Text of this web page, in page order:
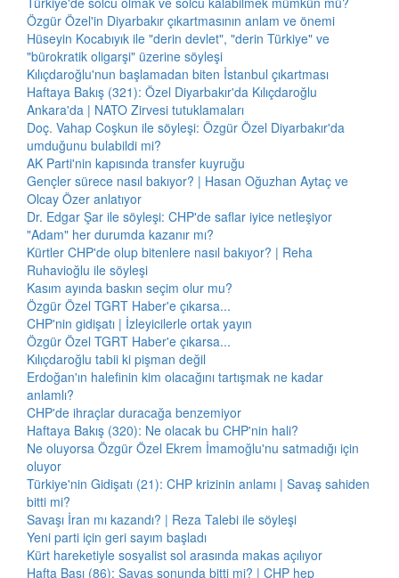
Özgür Özel'in Diyarbakır çıkartmasının anlam ve önemi
Hüseyin Kocabıyık ile "derin devlet", "derin Türkiye" ve
"bürokratik oligarşi" üzerine söyleşi
Kılıçdaroğlu'nun başlamadan biten İstanbul çıkartması
Haftaya Bakış (321): Özel Diyarbakır'da Kılıçdaroğlu
Ankara'da | NATO Zirvesi tutuklamaları
Doç. Vahap Coşkun ile söyleşi: Özgür Özel Diyarbakır'da
umduğunu bulabildi mi?
AK Parti'nin kapısında transfer kuyruğu
Gençler sürece nasıl bakıyor? | Hasan Oğuzhan Aytaç ve
Olcay Özer anlatıyor
Dr. Edgar Şar ile söyleşi: CHP'de saflar iyice netleşiyor
"Adam" her durumda kazanır mı?
Kürtler CHP'de olup bitenlere nasıl bakıyor? | Reha
Ruhavioğlu ile söyleşi
Kasım ayında baskın seçim olur mu?
Özgür Özel TGRT Haber'e çıkarsa...
CHP'nin gidişatı | İzleyicilerle ortak yayın
Özgür Özel TGRT Haber'e çıkarsa...
Kılıçdaroğlu tabii ki pişman değil
Erdoğan'ın halefinin kim olacağını tartışmak ne kadar
anlamlı?
CHP'de ihraçlar duracağa benzemiyor
Haftaya Bakış (320): Ne olacak bu CHP'nin hali?
Ne oluyorsa Özgür Özel Ekrem İmamoğlu'nu satmadığı için
oluyor
Türkiye'nin Gidişatı (21): CHP krizinin anlamı | Savaş sahiden
bitti mi?
Savaşı İran mı kazandı? | Reza Talebi ile söyleşi
Yeni parti için geri sayım başladı
Kürt hareketiyle sosyalist sol arasında makas açılıyor
Hafta Başı (86): Savaş sonunda bitti mi? | CHP hep